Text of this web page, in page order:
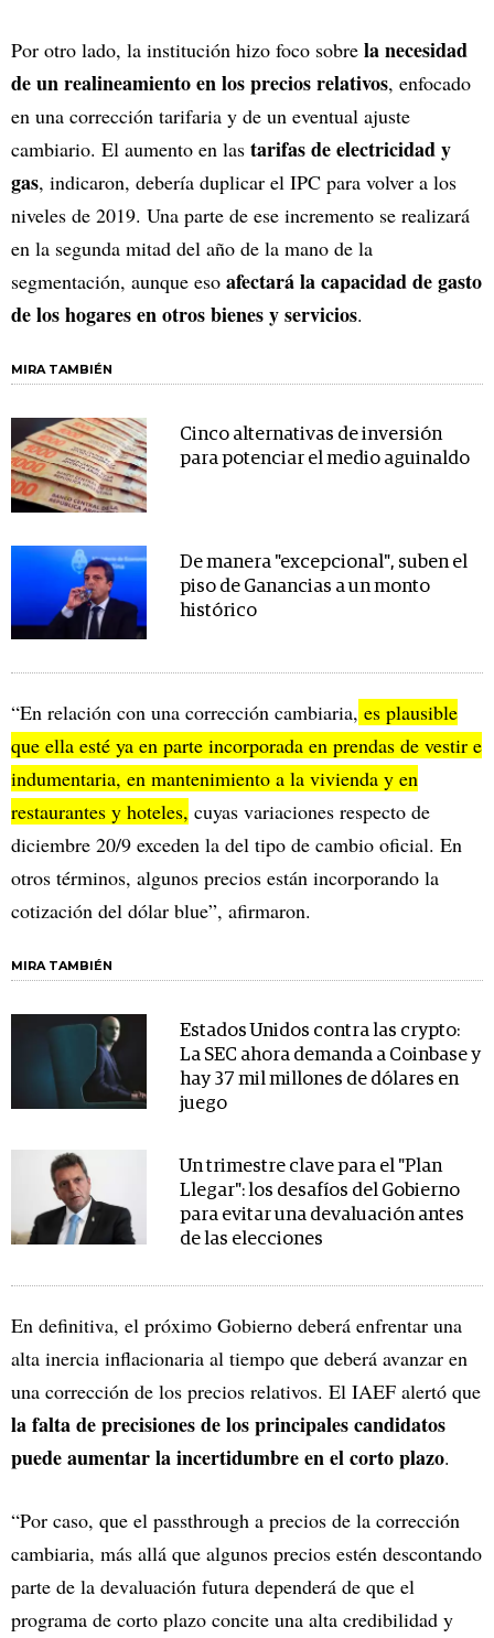
Por otro lado, la institución hizo foco sobre la necesidad
de un realineamiento en los precios relativos, enfocado
en una corrección tarifaria y de un eventual ajuste
cambiario. El aumento en las tarifas de electricidad y
gas, indicaron, debería duplicar el IPC para volver a los
niveles de 2019. Una parte de ese incremento se realizará
en la segunda mitad del año de la mano de la
segmentación, aunque eso afectará la capacidad de gasto
de los hogares en otros bienes y servicios.
MIRA TAMBIÉN
Cinco alternativas de inversión
para potenciar el medio aguinaldo
De manera "excepcional", suben el
piso de Ganancias a un monto
histórico
“En relación con una corrección cambiaria, es plausible
que ella esté ya en parte incorporada en prendas de vestir e
indumentaria, en mantenimiento a la vivienda y en
restaurantes y hoteles, cuyas variaciones respecto de
diciembre 20/9 exceden la del tipo de cambio oficial. En
otros términos, algunos precios están incorporando la
cotización del dólar blue”, afirmaron.
MIRA TAMBIÉN
Estados Unidos contra las crypto:
La SEC ahora demanda a Coinbase y
hay 37 mil millones de dólares en
juego
Un trimestre clave para el "Plan
Llegar": los desafíos del Gobierno
para evitar una devaluación antes
de las elecciones
En definitiva, el próximo Gobierno deberá enfrentar una
alta inercia inflacionaria al tiempo que deberá avanzar en
una corrección de los precios relativos. El IAEF alertó que
la falta de precisiones de los principales candidatos
puede aumentar la incertidumbre en el corto plazo.
“Por caso, que el passthrough a precios de la corrección
cambiaria, más allá que algunos precios estén descontando
parte de la devaluación futura dependerá de que el
programa de corto plazo concite una alta credibilidad y